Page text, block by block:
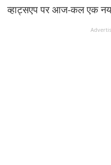
व्हाट्सएप पर आज-कल एक